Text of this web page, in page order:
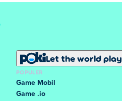
Let the world play
POPULER
Game Mobil
Game .io